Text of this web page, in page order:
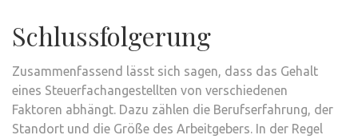
Schlussfolgerung
Zusammenfassend lässt sich sagen, dass das Gehalt
eines Steuerfachangestellten von verschiedenen
Faktoren abhängt. Dazu zählen die Berufserfahrung, der
Standort und die Größe des Arbeitgebers. In der Regel